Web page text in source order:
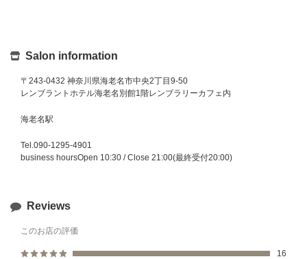
Salon information
〒243-0432 神奈川県海老名市中央2丁目9-50
レンブラントホテル海老名別館1階レンブラリーカフェ内
海老名駅
Tel.090-1295-4901
business hoursOpen 10:30 / Close 21:00(最終受付20:00)
Reviews
このお店の評価
16